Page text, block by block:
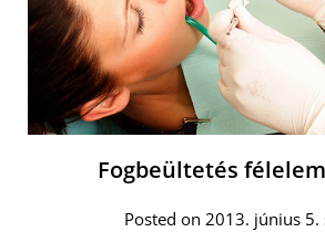
Fogbeültetés
Posted on 2013. június 5.